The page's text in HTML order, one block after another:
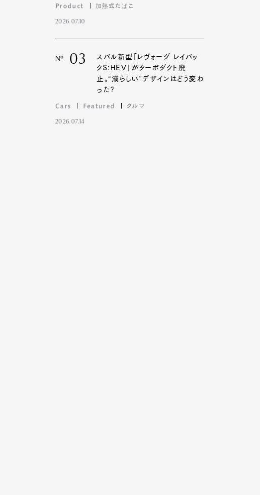
Product 加熱式たばこ
2026.07.10
Nº 03
スバル新型「レヴォーグ レイバッ
クS:HEV」がターボダクト廃
止。“漢らしい”デザインはどう変わ
った?
Cars Featured クルマ
2026.07.14